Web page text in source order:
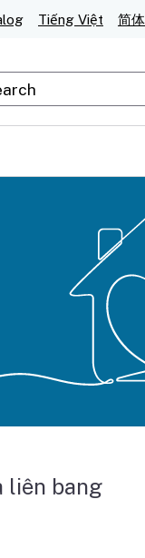
Tiếng Việt 简
Google
liên bang